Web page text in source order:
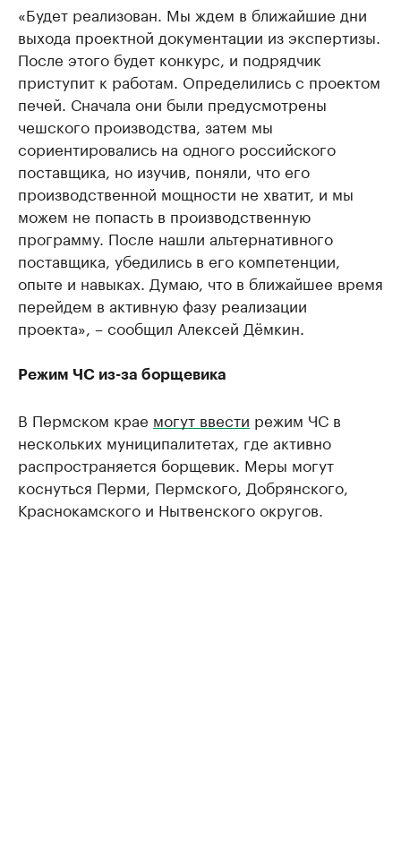
«Будет реализован. Мы ждем в ближайшие дни
выхода проектной документации из экспертизы.
После этого будет конкурс, и подрядчик
приступит к работам. Определились с проектом
печей. Сначала они были предусмотрены
чешского производства, затем мы
сориентировались на одного российского
поставщика, но изучив, поняли, что его
производственной мощности не хватит, и мы
можем не попасть в производственную
программу. После нашли альтернативного
поставщика, убедились в его компетенции,
опыте и навыках. Думаю, что в ближайшее время
перейдем в активную фазу реализации
проекта», – сообщил Алексей Дёмкин.
Режим ЧС из-за борщевика
В Пермском крае могут ввести режим ЧС в
нескольких муниципалитетах, где активно
распространяется борщевик. Меры могут
коснуться Перми, Пермского, Добрянского,
Краснокамского и Нытвенского округов.